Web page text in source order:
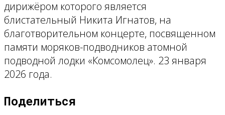
дирижёром которого является
блистательный Никита Игнатов, на
благотворительном концерте, посвященном
памяти моряков-подводников атомной
подводной лодки «Комсомолец». 23 января
2026 года.
Поделиться